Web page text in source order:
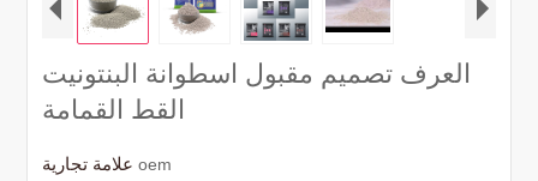
العرف تصميم مقبول اسطوانة البنتونيت
القط القمامة
علامة تجاريةoem